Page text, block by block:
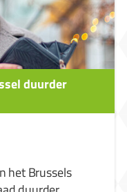
duurder
het Brussels